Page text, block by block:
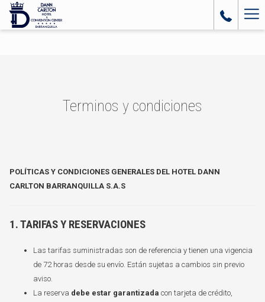
Terminos y condiciones
POLÍTICAS Y CONDICIONES GENERALES DEL HOTEL DANN
CARLTON BARRANQUILLA S.A.S
1. TARIFAS Y RESERVACIONES
Las tarifas suministradas son de referencia y tienen una vigencia
de 72 horas desde su envío. Están sujetas a cambios sin previo
aviso.
La reserva debe estar garantizada con tarjeta de crédito,